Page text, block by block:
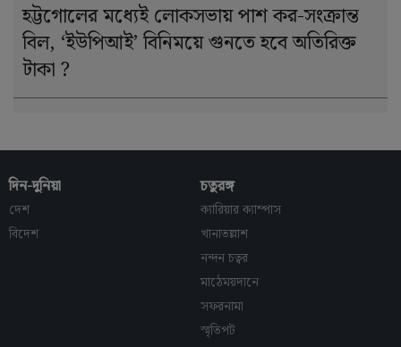
হট্টগোলের মধ্যেই লোকসভায় পাশ কর-সংক্রান্ত
বিল, ‘ইউপিআই’ বিনিময়ে গুনতে হবে অতিরিক্ত
টাকা ?
দিন-দুনিয়া
দেশ
বিদেশ
চতুরঙ্গ
ক্যারিয়ার ক্যাম্পাস
খানাতল্লাশ
নন্দন চত্বর
মাঠেময়দানে
সফরনামা
স্মৃতিপট